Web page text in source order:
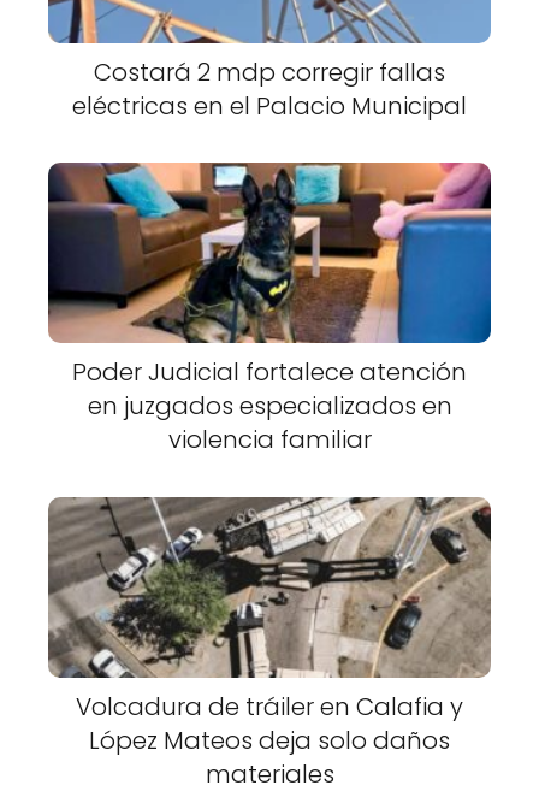
Costará 2 mdp corregir fallas
eléctricas en el Palacio Municipal
Poder Judicial fortalece atención
en juzgados especializados en
violencia familiar
Volcadura de tráiler en Calafia y
López Mateos deja solo daños
materiales